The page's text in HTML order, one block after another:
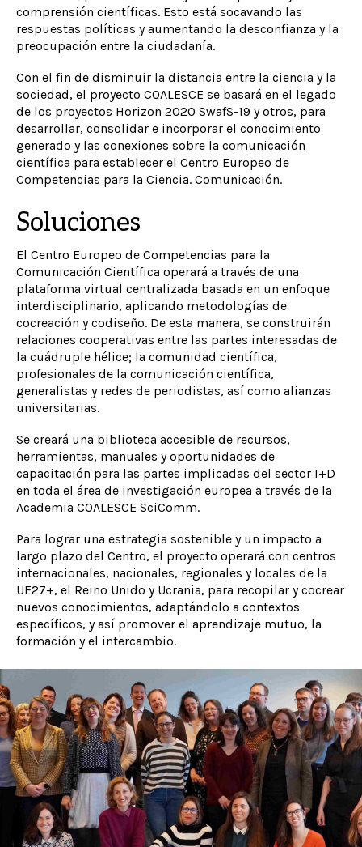
comprensión científicas. Esto está socavando las
respuestas políticas y aumentando la desconfianza y la
preocupación entre la ciudadanía.
Con el fin de disminuir la distancia entre la ciencia y la
sociedad, el proyecto COALESCE se basará en el legado
de los proyectos Horizon 2020 SwafS-19 y otros, para
desarrollar, consolidar e incorporar el conocimiento
generado y las conexiones sobre la comunicación
científica para establecer el Centro Europeo de
Competencias para la Ciencia. Comunicación.
Soluciones
El Centro Europeo de Competencias para la
Comunicación Científica operará a través de una
plataforma virtual centralizada basada en un enfoque
interdisciplinario, aplicando metodologías de
cocreación y codiseño. De esta manera, se construirán
relaciones cooperativas entre las partes interesadas de
la cuádruple hélice; la comunidad científica,
profesionales de la comunicación científica,
generalistas y redes de periodistas, así como alianzas
universitarias.
Se creará una biblioteca accesible de recursos,
herramientas, manuales y oportunidades de
capacitación para las partes implicadas del sector I+D
en toda el área de investigación europea a través de la
Academia COALESCE SciComm.
Para lograr una estrategia sostenible y un impacto a
largo plazo del Centro, el proyecto operará con centros
internacionales, nacionales, regionales y locales de la
UE27+, el Reino Unido y Ucrania, para recopilar y cocrear
nuevos conocimientos, adaptándolo a contextos
específicos, y así promover el aprendizaje mutuo, la
formación y el intercambio.